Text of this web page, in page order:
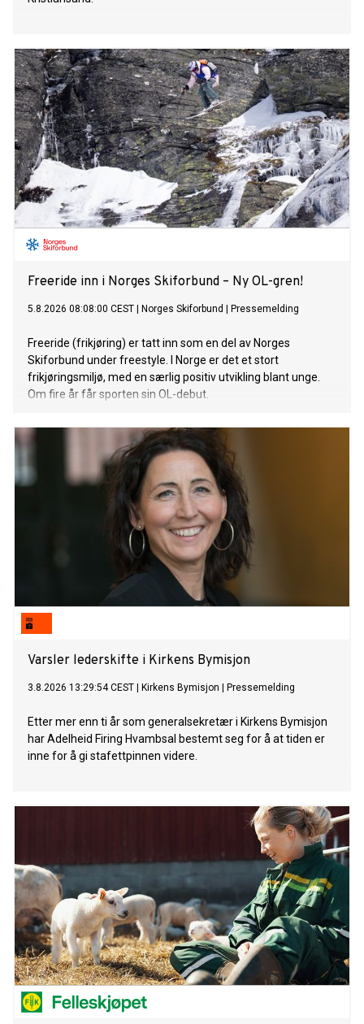
Freeride inn i Norges Skiforbund – Ny OL-gren!
5.8.2026 08:08:00 CEST Norges Skiforbund Pressemelding
Freeride (frikjøring) er tatt inn som en del av Norges
Skiforbund under freestyle. I Norge er det et stort
frikjøringsmiljø, med en særlig positiv utvikling blant unge.
Om fire år får sporten sin OL-debut.
Varsler lederskifte i Kirkens Bymisjon
3.8.2026 13:29:54 CEST Kirkens Bymisjon Pressemelding
Etter mer enn ti år som generalsekretær i Kirkens Bymisjon
har Adelheid Firing Hvambsal bestemt seg for å at tiden er
inne for å gi stafettpinnen videre.